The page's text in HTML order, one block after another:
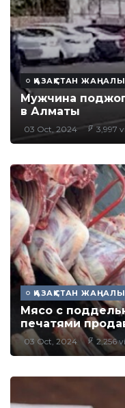
ҚАЗАҚСТАН
Мужчина
в Алматы
03 Oct, 2024 3,997
ҚАЗАҚСТАН
Мясо с
печатями
03 Oct, 2024 2,256